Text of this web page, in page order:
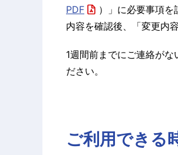
PDF
）」に必要事項を
内容を確認後、「変更内
1週間前までにご連絡が
ださい。
ご利用できる